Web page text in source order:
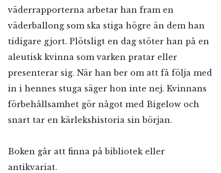
väderrapporterna arbetar han fram en
väderballong som ska stiga högre än dem han
tidigare gjort. Plötsligt en dag stöter han på en
aleutisk kvinna som varken pratar eller
presenterar sig. När han ber om att få följa med
in i hennes stuga säger hon inte nej. Kvinnans
förbehållsamhet gör något med Bigelow och
snart tar en kärlekshistoria sin början.
Boken går att finna på bibliotek eller
antikvariat.